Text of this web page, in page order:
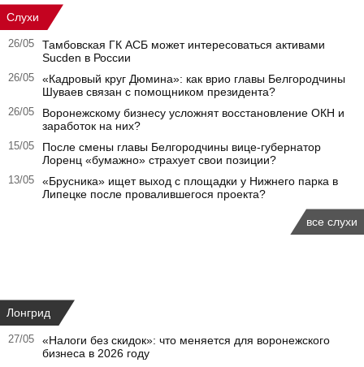
Слухи
26/05
Тамбовская ГК АСБ может интересоваться активами
Sucden в России
26/05
«Кадровый круг Дюмина»: как врио главы Белгородчины
Шуваев связан с помощником президента?
26/05
Воронежскому бизнесу усложнят восстановление ОКН и
заработок на них?
15/05
После смены главы Белгородчины вице-губернатор
Лоренц «бумажно» страхует свои позиции?
13/05
«Брусника» ищет выход с площадки у Нижнего парка в
Липецке после провалившегося проекта?
все слухи
Лонгрид
27/05
«Налоги без скидок»: что меняется для воронежского
бизнеса в 2026 году